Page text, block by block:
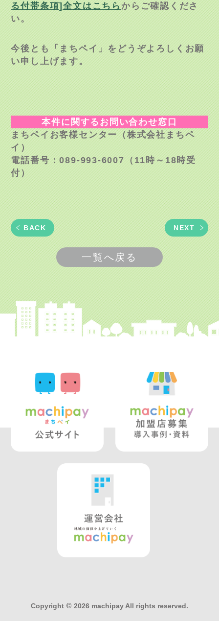
る付帯条項]全文はこちらからご確認くださ
い。
今後とも「まちペイ」をどうぞよろしくお願
い申し上げます。
本件に関するお問い合わせ窓口
まちペイお客様センター（株式会社まちペ
イ）
電話番号：089-993-6007（11時～18時受
付）
BACK NEXT
一覧へ戻る
Copyright © 2026 machipay All rights reserved.